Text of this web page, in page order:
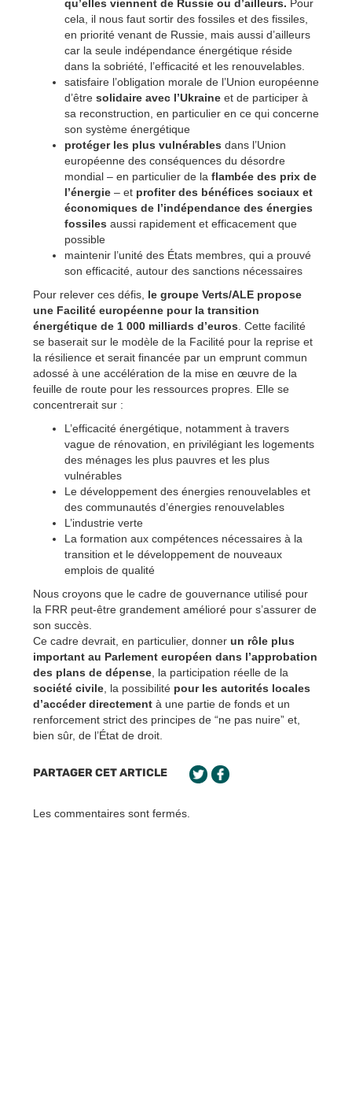
qu’elles viennent de Russie ou d’ailleurs. Pour
cela, il nous faut sortir des fossiles et des fissiles,
en priorité venant de Russie, mais aussi d’ailleurs
car la seule indépendance énergétique réside
dans la sobriété, l’efficacité et les renouvelables.
satisfaire l’obligation morale de l’Union européenne
d’être solidaire avec l’Ukraine et de participer à
sa reconstruction, en particulier en ce qui concerne
son système énergétique
protéger les plus vulnérables dans l’Union
européenne des conséquences du désordre
mondial – en particulier de la flambée des prix de
l’énergie – et profiter des bénéfices sociaux et
économiques de l’indépendance des énergies
fossiles aussi rapidement et efficacement que
possible
maintenir l’unité des États membres, qui a prouvé
son efficacité, autour des sanctions nécessaires
Pour relever ces défis, le groupe Verts/ALE propose
une Facilité européenne pour la transition
énergétique de 1 000 milliards d’euros . Cette facilité
se baserait sur le modèle de la Facilité pour la reprise et
la résilience et serait financée par un emprunt commun
adossé à une accélération de la mise en œuvre de la
feuille de route pour les ressources propres. Elle se
concentrerait sur :
L’efficacité énergétique, notamment à travers
vague de rénovation, en privilégiant les logements
des ménages les plus pauvres et les plus
vulnérables
Le développement des énergies renouvelables et
des communautés d’énergies renouvelables
L’industrie verte
La formation aux compétences nécessaires à la
transition et le développement de nouveaux
emplois de qualité
Nous croyons que le cadre de gouvernance utilisé pour
la FRR peut-être grandement amélioré pour s’assurer de
son succès.
Ce cadre devrait, en particulier, donner un rôle plus
important au Parlement européen dans l’approbation
des plans de dépense , la participation réelle de la
société civile , la possibilité pour les autorités locales
d’accéder directement à une partie de fonds et un
renforcement strict des principes de “ne pas nuire” et,
bien sûr, de l’État de droit.
PARTAGER CET ARTICLE
Les commentaires sont fermés.